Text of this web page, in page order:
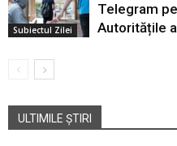
Subiectul Zilei
Telegram
Autoritățile
ULTIMILE ȘTIRI